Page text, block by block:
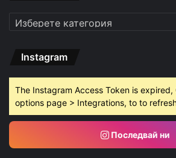
Категории
Instagram
The Instagram Access Token is expired,
options page > Integrations, to to
Последвай ни